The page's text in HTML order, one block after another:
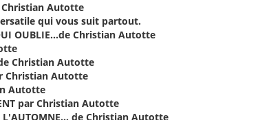
Christian Autotte
qui vous suit partout.
OUBLIE…de Christian Autotte
de Christian Autotte
Christian Autotte
Autotte
par Christian Autotte
L'AUTOMNE… de Christian Autotte